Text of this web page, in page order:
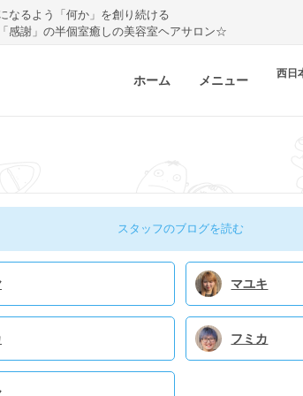
なるよう「何か」を創り続ける
感謝」の半個室癒しの美容室ヘアサロン☆
ホーム メニュー 西日
スタッフのブログを読む
マユキ
フミカ